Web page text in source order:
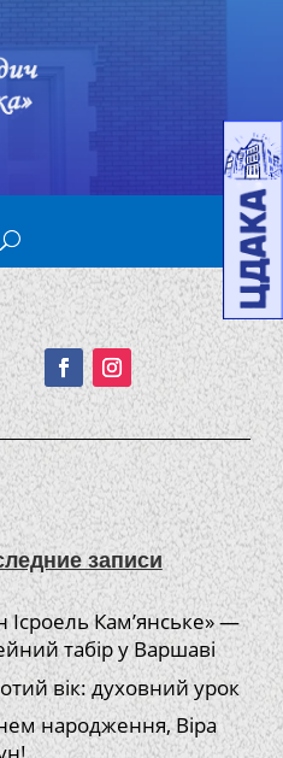
Подписывайтесь!
записи
Ісроель Кам’янське» —
табір у Варшаві
вік: духовний урок
народження, Віра